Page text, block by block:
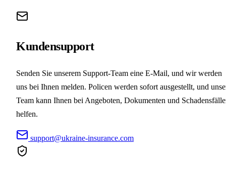
Kundensupport
Senden Sie unserem Support-Team eine E-Mail, und wir werden
uns bei Ihnen melden. Policen werden sofort ausgestellt, und
Team kann Ihnen bei Angeboten, Dokumenten und
helfen.
support@ukraine-insurance.com